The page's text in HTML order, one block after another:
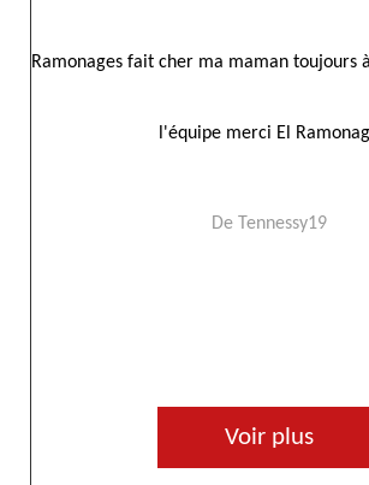
Entreprise sérieuse ponctuelle et
fais appel à EL RAMONAGE afin
Voir plus